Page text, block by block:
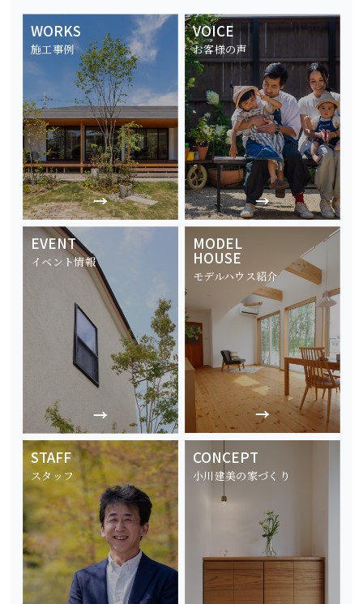
WORKS
施工事例
VOICE
お客様の声
EVENT
イベント情報
MODEL
HOUSE
モデルハウス紹介
STAFF
スタッフ
CONCEPT
小川建美の家づくり